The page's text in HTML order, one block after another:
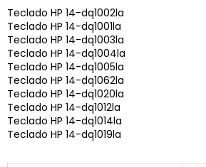
Teclado HP 14-dq1002la
Teclado HP 14-dq1001la
Teclado HP 14-dq1003la
Teclado HP 14-dq1004la
Teclado HP 14-dq1005la
Teclado HP 14-dq1062la
Teclado HP 14-dq1020la
Teclado HP 14-dq1012la
Teclado HP 14-dq1014la
Teclado HP 14-dq1019la